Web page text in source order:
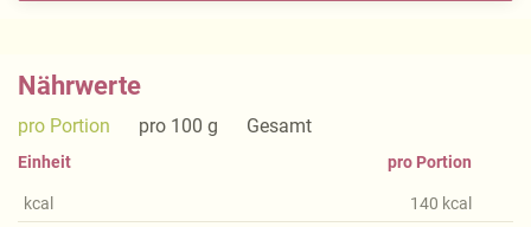
Nährwerte
pro Portion pro 100 g Gesamt
Einheit
kcal
pro Portion
140 kcal